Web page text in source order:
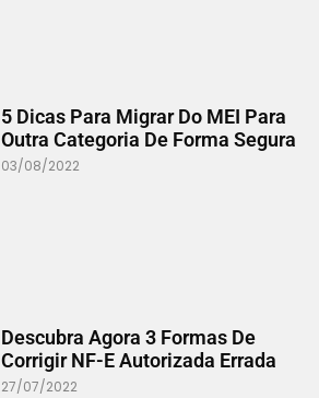
5 Dicas Para Migrar Do MEI Para
Outra Categoria De Forma Segura
03/08/2022
Descubra Agora 3 Formas De
Corrigir NF-E Autorizada Errada
27/07/2022